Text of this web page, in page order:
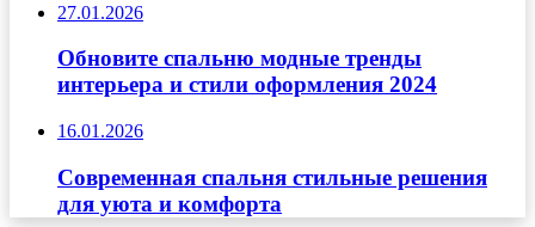
27.01.2026
Обновите спальню модные тренды
интерьера и стили оформления 2024
16.01.2026
Современная спальня стильные решения
для уюта и комфорта